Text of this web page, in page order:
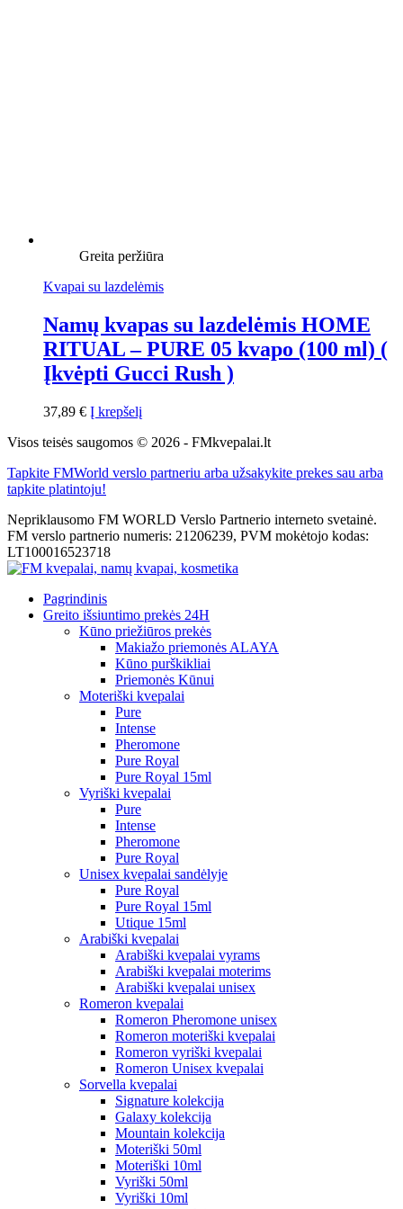
Greita peržiūra
Kvapai su lazdelėmis
Namų kvapas su lazdelėmis HOME
RITUAL – PURE 05 kvapo (100 ml) (
Įkvėpti Gucci Rush )
37,89 € Į krepšelį
Visos teisės saugomos © 2026 - FMkvepalai.lt
Tapkite FMWorld verslo partneriu arba užsakykite prekes sau arba
tapkite platintoju!
Nepriklausomo FM WORLD Verslo Partnerio interneto svetainė.
FM verslo partnerio numeris: 21206239, PVM mokėtojo kodas:
LT100016523718
Pagrindinis
Greito išsiuntimo prekės 24H
Kūno priežiūros prekės
Makiažo priemonės ALAYA
Kūno purškikliai
Priemonės Kūnui
Moteriški kvepalai
Pure
Intense
Pheromone
Pure Royal
Pure Royal 15ml
Vyriški kvepalai
Pure
Intense
Pheromone
Pure Royal
Unisex kvepalai sandėlyje
Pure Royal
Pure Royal 15ml
Utique 15ml
Arabiški kvepalai
Arabiški kvepalai vyrams
Arabiški kvepalai moterims
Arabiški kvepalai unisex
Romeron kvepalai
Romeron Pheromone unisex
Romeron moteriški kvepalai
Romeron vyriški kvepalai
Romeron Unisex kvepalai
Sorvella kvepalai
Signature kolekcija
Galaxy kolekcija
Mountain kolekcija
Moteriški 50ml
Moteriški 10ml
Vyriški 50ml
Vyriški 10ml